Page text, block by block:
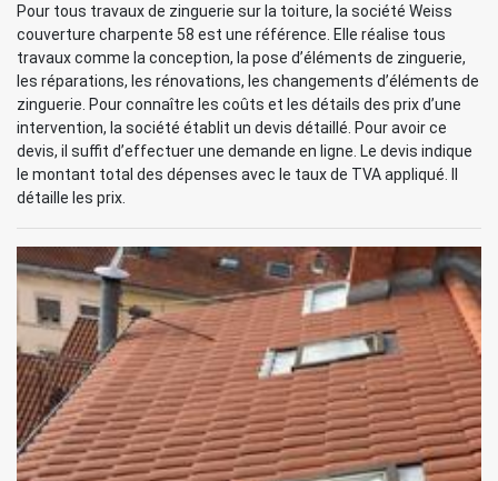
Pour tous travaux de zinguerie sur la toiture, la société Weiss
couverture charpente 58 est une référence. Elle réalise tous
travaux comme la conception, la pose d’éléments de zinguerie,
les réparations, les rénovations, les changements d’éléments de
zinguerie. Pour connaître les coûts et les détails des prix d’une
intervention, la société établit un devis détaillé. Pour avoir ce
devis, il suffit d’effectuer une demande en ligne. Le devis indique
le montant total des dépenses avec le taux de TVA appliqué. Il
détaille les prix.